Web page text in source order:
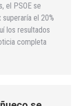
el PSOE se
el 20%
los resultados
completa